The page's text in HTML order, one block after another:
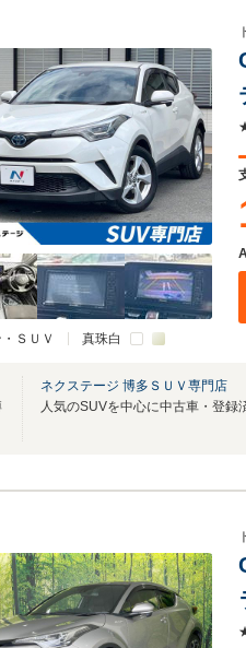
ＳＵＶ 真珠白
ネクステージ 博多ＳＵＶ専門店